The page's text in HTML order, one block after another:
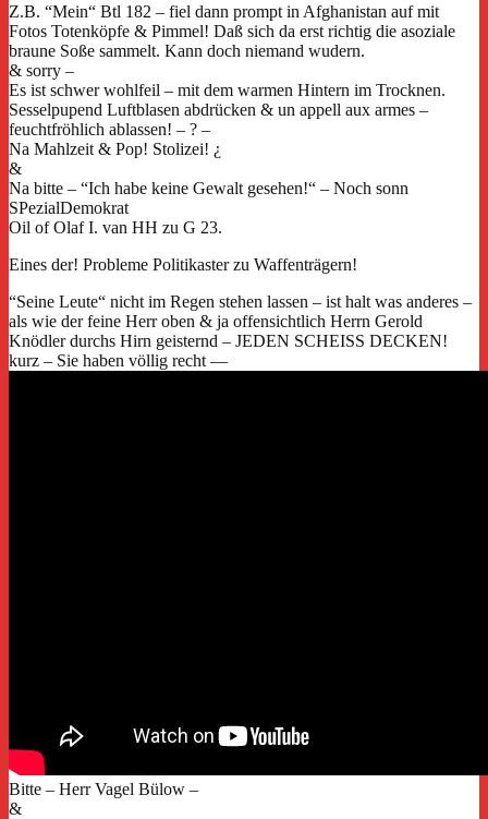
Z.B. “Mein“ Btl 182 – fiel dann prompt in Afghanistan auf mit
Fotos Totenköpfe & Pimmel! Daß sich da erst richtig die asoziale
braune Soße sammelt. Kann doch niemand wudern.
& sorry –
Es ist schwer wohlfeil – mit dem warmen Hintern im Trocknen.
Sesselpupend Luftblasen abdrücken & un appell aux armes –
feuchtfröhlich ablassen! – ? –
Na Mahlzeit & Pop! Stolizei! ¿
&
Na bitte – “Ich habe keine Gewalt gesehen!“ – Noch sonn
SPezialDemokrat
Oil of Olaf I. van HH zu G 23.
Eines der! Probleme Politikaster zu Waffenträgern!
“Seine Leute“ nicht im Regen stehen lassen – ist halt was anderes –
als wie der feine Herr oben & ja offensichtlich Herrn Gerold
Knödler durchs Hirn geisternd – JEDEN SCHEISS DECKEN!
kurz – Sie haben völlig recht —
Bitte – Herr Vagel Bülow –
&